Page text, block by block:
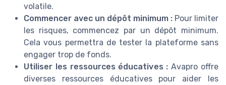
volatile.
Commencer avec un dépôt minimum : Pour limiter
les risques, commencez par un dépôt minimum.
Cela vous permettra de tester la plateforme sans
engager trop de fonds.
Utiliser les ressources éducatives : Avapro offre
diverses ressources éducatives pour aider les